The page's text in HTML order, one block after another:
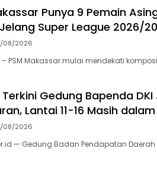
Punya 9 Pemain
Super League 2026/
08/2026
– PSM Makassar mulai mendekati
Terkini Gedung Bapenda
Lantai 11-16 Masih
08/2026
— Gedung Badan Pendapatan Daerah